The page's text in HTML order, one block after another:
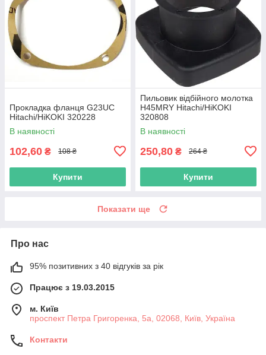
Прокладка фланця G23UC
Hitachi/HiKOKI 320228
В наявності
102,60 ₴ 108 ₴
Купити
Пильовик відбійного молотка
H45MRY Hitachi/HiKOKI
320808
В наявності
250,80 ₴ 264 ₴
Купити
Показати ще
Про нас
95% позитивних з 40 відгуків за рік
Працює з 19.03.2015
м. Київ
проспект Петра Григоренка, 5а, 02068, Київ, Україна
Контакти